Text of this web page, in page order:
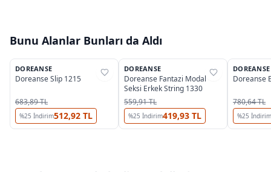
Bunu Alanlar Bunları da Aldı
%37
DOREANSE
Doreanse Slip 1215
683,89 TL
%25 İndirim512,92 TL
%25
DOREANSE
Doreanse Fantazi Modal
Seksi Erkek String 1330
559,91 TL
%25 İndirim419,93 TL
%25
DOREANSE
Doreanse
780,64 TL
%25 İndirim